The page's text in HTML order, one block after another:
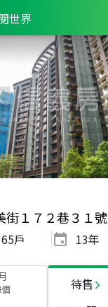
世界
街１７２巷３１號
65戶 13年
待售